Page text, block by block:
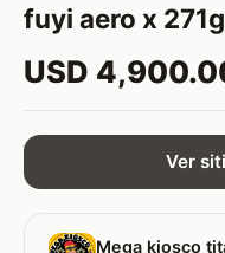
fuyi aero x
USD
Ver
Mega kiosco